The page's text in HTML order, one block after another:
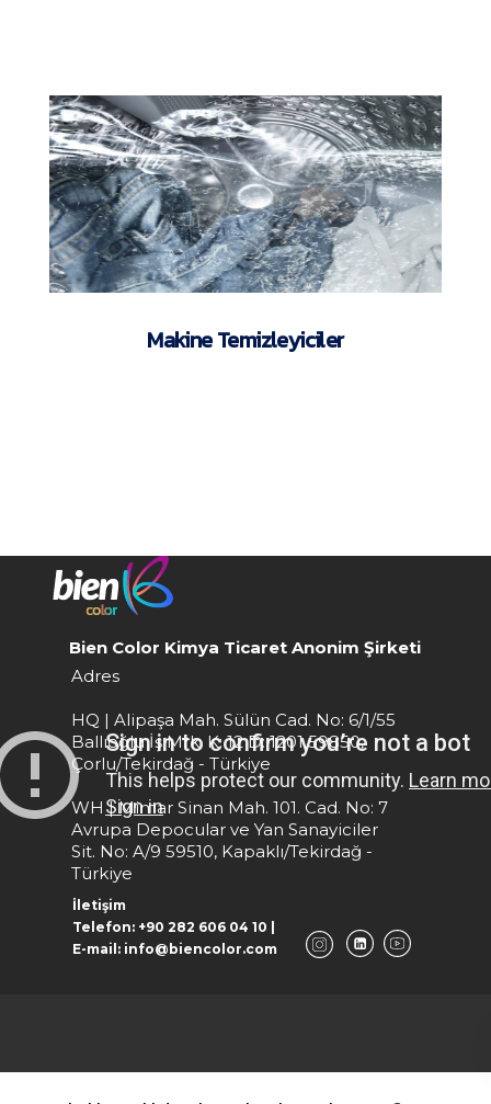
Makine Temizleyiciler
Bien Color Kimya Ticaret Anonim Şirketi
Adres
HQ | Alipaşa Mah. Sülün Cad. No: 6/1/55
Ballıoğlu İş Mrk. K: 12 D: 1201 59850,
Çorlu/Tekirdağ - Türkiye
WH | Mimar Sinan Mah. 101. Cad. No: 7
Avrupa Depocular ve Yan Sanayiciler
Sit. No: A/9 59510, Kapaklı/Tekirdağ -
Türkiye
İletişim
Telefon: +90 282 606 04 10 |
E-mail: info@biencolor.com